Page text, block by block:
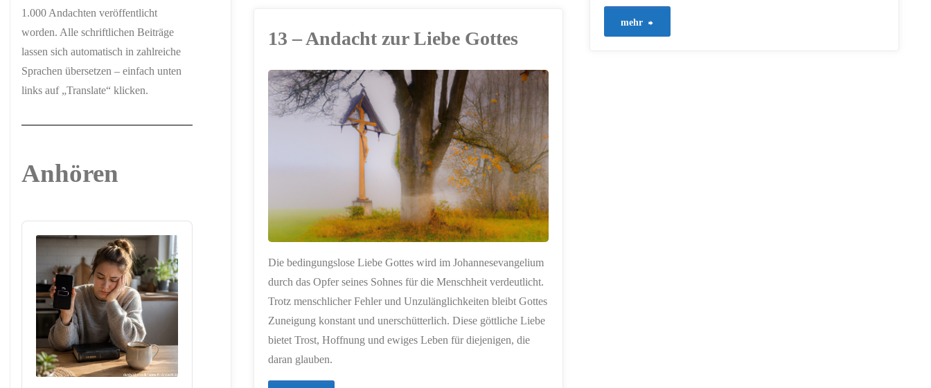
wird
es
endlich
Sommer?"
mehr "103
13 – Andacht zur Liebe Gottes
Die bedingungslose Liebe Gottes wird im Johannesevangelium
durch das Opfer seines Sohnes für die Menschheit verdeutlicht.
Trotz menschlicher Fehler und Unzulänglichkeiten bleibt Gottes
Zuneigung konstant und unerschütterlich. Diese göttliche Liebe
bietet Trost, Hoffnung und ewiges Leben für diejenigen, die
daran glauben.
1.000 Andachten veröffentlicht
worden. Alle schriftlichen Beiträge
lassen sich automatisch in zahlreiche
Sprachen übersetzen – einfach unten
links auf „Translate“ klicken.
Anhören
Audio
Player